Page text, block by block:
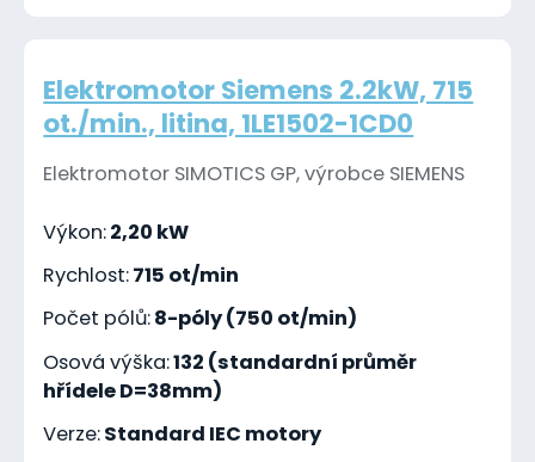
Elektromotor Siemens 2.2kW, 715
ot./min., litina, 1LE1502-1CD0
Elektromotor SIMOTICS GP, výrobce SIEMENS
Výkon:2,20 kW
Rychlost:715 ot/min
Počet pólů:8-póly (750 ot/min)
Osová výška:132 (standardní průměr
hřídele D=38mm)
Verze:Standard IEC motory